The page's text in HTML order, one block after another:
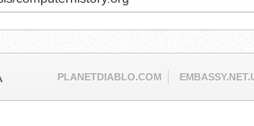
PLANETDIABLO.COM